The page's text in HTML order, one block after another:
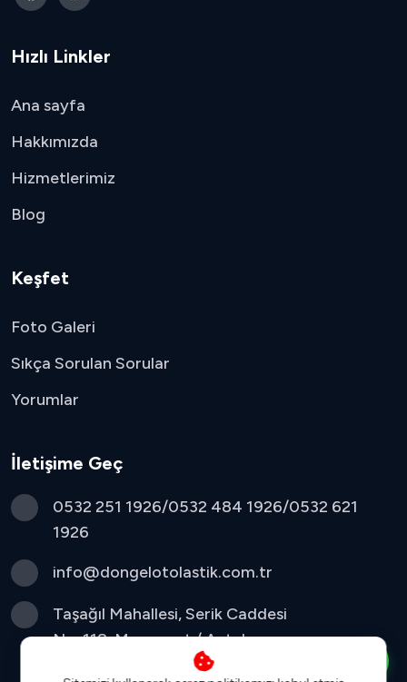
Hızlı Linkler
Ana sayfa
Hakkımızda
Hizmetlerimiz
Blog
Keşfet
Foto Galeri
Sıkça Sorulan Sorular
Yorumlar
İletişime Geç
0532 251 1926/0532 484 1926/0532 621
1926
info@dongelotolastik.com.tr
Taşağıl Mahallesi, Serik Caddesi
No: 118, Manavgat / Antalya